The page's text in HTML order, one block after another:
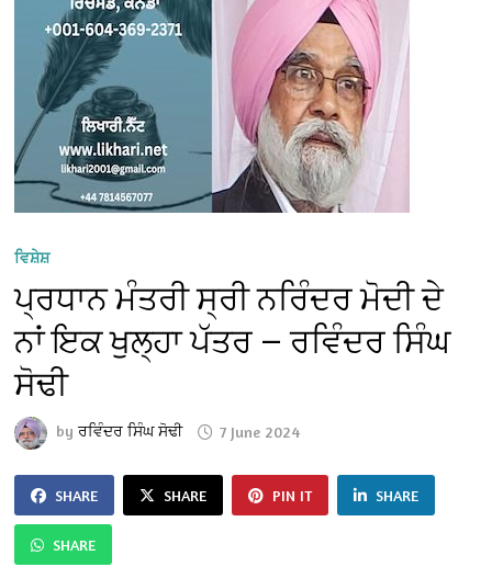
ਵਿਸ਼ੇਸ਼
ਪ੍ਰਧਾਨ ਮੰਤਰੀ ਸ੍ਰੀ ਨਰਿੰਦਰ ਮੋਦੀ ਦੇ
ਨਾਂ ਇਕ ਖੁਲ੍ਹਾ ਪੱਤਰ — ਰਵਿੰਦਰ ਸਿੰਘ
ਸੋਢੀ
byਰਵਿੰਦਰ ਸਿੰਘ ਸੋਢੀ 7 June 2024
SHARE SHARE PIN IT SHARE
SHARE